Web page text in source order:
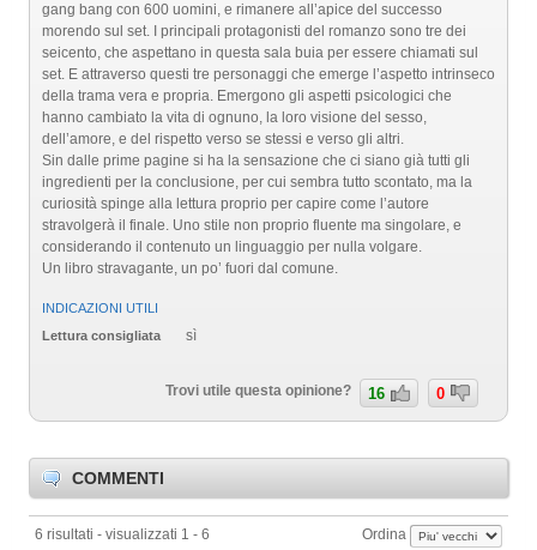
gang bang con 600 uomini, e rimanere all’apice del successo
morendo sul set. I principali protagonisti del romanzo sono tre dei
seicento, che aspettano in questa sala buia per essere chiamati sul
set. E attraverso questi tre personaggi che emerge l’aspetto intrinseco
della trama vera e propria. Emergono gli aspetti psicologici che
hanno cambiato la vita di ognuno, la loro visione del sesso,
dell’amore, e del rispetto verso se stessi e verso gli altri.
Sin dalle prime pagine si ha la sensazione che ci siano già tutti gli
ingredienti per la conclusione, per cui sembra tutto scontato, ma la
curiosità spinge alla lettura proprio per capire come l’autore
stravolgerà il finale. Uno stile non proprio fluente ma singolare, e
considerando il contenuto un linguaggio per nulla volgare.
Un libro stravagante, un po’ fuori dal comune.
INDICAZIONI UTILI
Lettura consigliata
sì
Trovi utile questa opinione? 16 0
COMMENTI
6 risultati - visualizzati 1 - 6 Ordina